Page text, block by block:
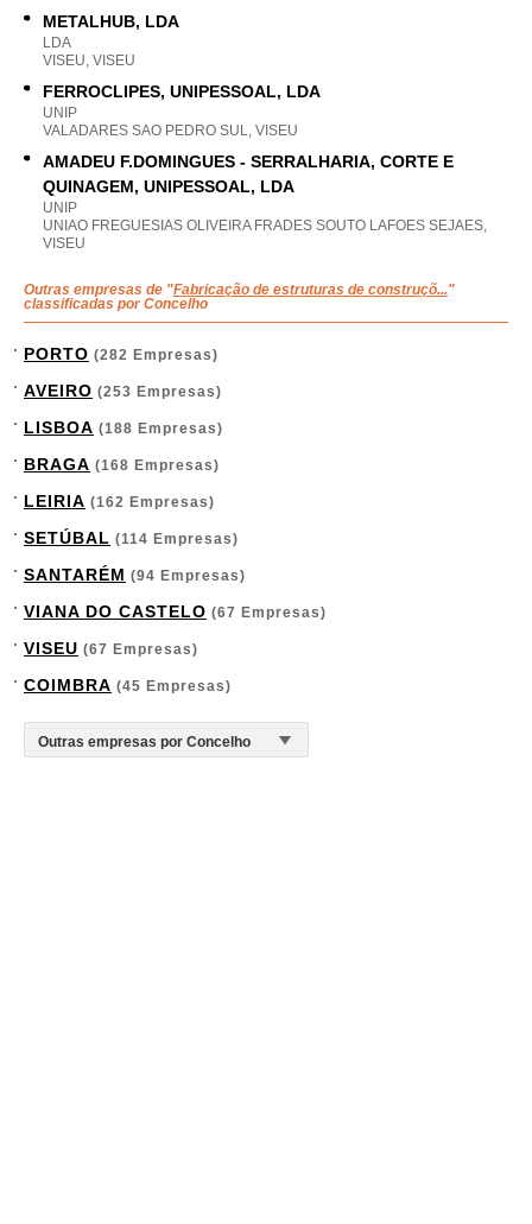
METALHUB, LDA
LDA
VISEU, VISEU
FERROCLIPES, UNIPESSOAL, LDA
UNIP
VALADARES SAO PEDRO SUL, VISEU
AMADEU F.DOMINGUES - SERRALHARIA, CORTE E
QUINAGEM, UNIPESSOAL, LDA
UNIP
UNIAO FREGUESIAS OLIVEIRA FRADES SOUTO LAFOES SEJAES,
VISEU
Outras empresas de "Fabricação de estruturas de construçõ..."
classificadas por Concelho
PORTO (282 Empresas)
AVEIRO (253 Empresas)
LISBOA (188 Empresas)
BRAGA (168 Empresas)
LEIRIA (162 Empresas)
SETÚBAL (114 Empresas)
SANTARÉM (94 Empresas)
VIANA DO CASTELO (67 Empresas)
VISEU (67 Empresas)
COIMBRA (45 Empresas)